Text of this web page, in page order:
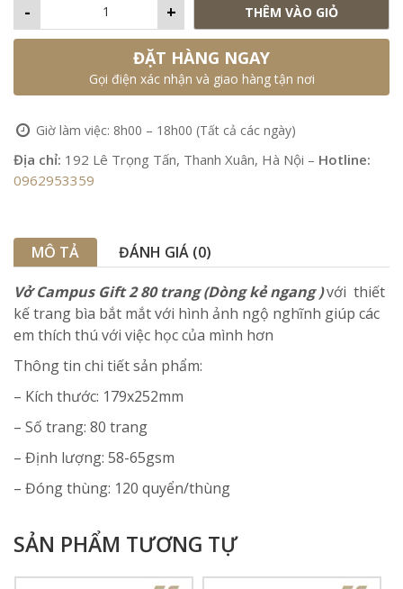
+
- THÊM VÀO GIỎ
ĐẶT HÀNG NGAY
Gọi điện xác nhận và giao hàng tận nơi
Giờ làm việc: 8h00 – 18h00 (Tất cả các ngày)
Địa chỉ: 192 Lê Trọng Tấn, Thanh Xuân, Hà Nội – Hotline:
0962953359
MÔ TẢ
ĐÁNH GIÁ (0)
Vở Campus Gift 2 80 trang (Dòng kẻ ngang )với thiết
kế trang bìa bắt mắt với hình ảnh ngộ nghĩnh giúp các
em thích thú với việc học của mình hơn
Thông tin chi tiết sản phẩm:
– Kích thước: 179x252mm
– Số trang: 80 trang
– Định lượng: 58-65gsm
– Đóng thùng: 120 quyển/thùng
SẢN PHẨM TƯƠNG TỰ